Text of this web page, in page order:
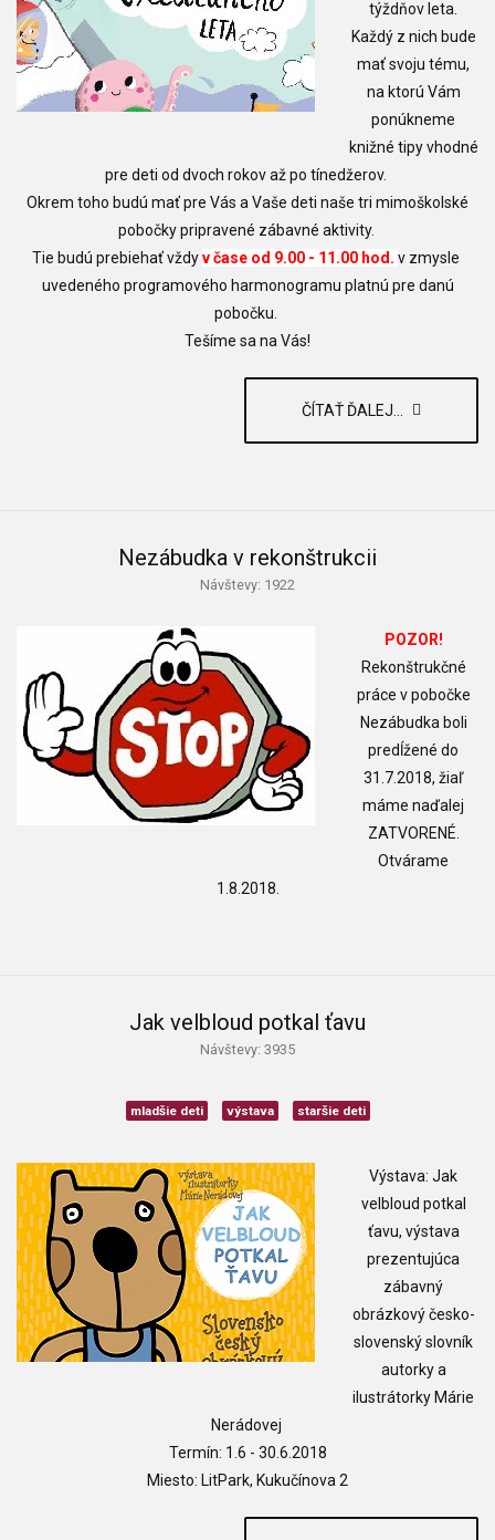
týždňov leta.
Každý z nich bude
mať svoju tému,
na ktorú Vám
ponúkneme
knižné tipy vhodné
pre deti od dvoch rokov až po tínedžerov.
Okrem toho budú mať pre Vás a Vaše deti naše tri mimoškolské
pobočky pripravené zábavné aktivity.
Tie budú prebiehať vždyv čase od 9.00 - 11.00 hod. v zmysle
uvedeného programového harmonogramu platnú pre danú
pobočku.
Tešíme sa na Vás!
ČÍTAŤ ĎALEJ...
Nezábudka v rekonštrukcii
Návštevy: 1922
POZOR!
Rekonštrukčné
práce v pobočke
Nezábudka boli
predĺžené do
31.7.2018, žiaľ
máme naďalej
ZATVORENÉ.
Otvárame
1.8.2018.
Jak velbloud potkal ťavu
Návštevy: 3935
mladšie deti výstava staršie deti
Výstava: Jak
velbloud potkal
ťavu, výstava
prezentujúca
zábavný
obrázkový česko-
slovenský slovník
autorky a
ilustrátorky Márie
Nerádovej
Termín: 1.6 - 30.6.2018
Miesto: LitPark, Kukučínova 2